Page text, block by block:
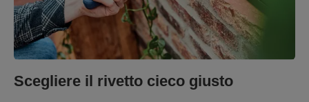
Scegliere il rivetto cieco giusto